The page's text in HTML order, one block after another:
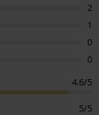
2
1
0
0
4.6/5
5/5